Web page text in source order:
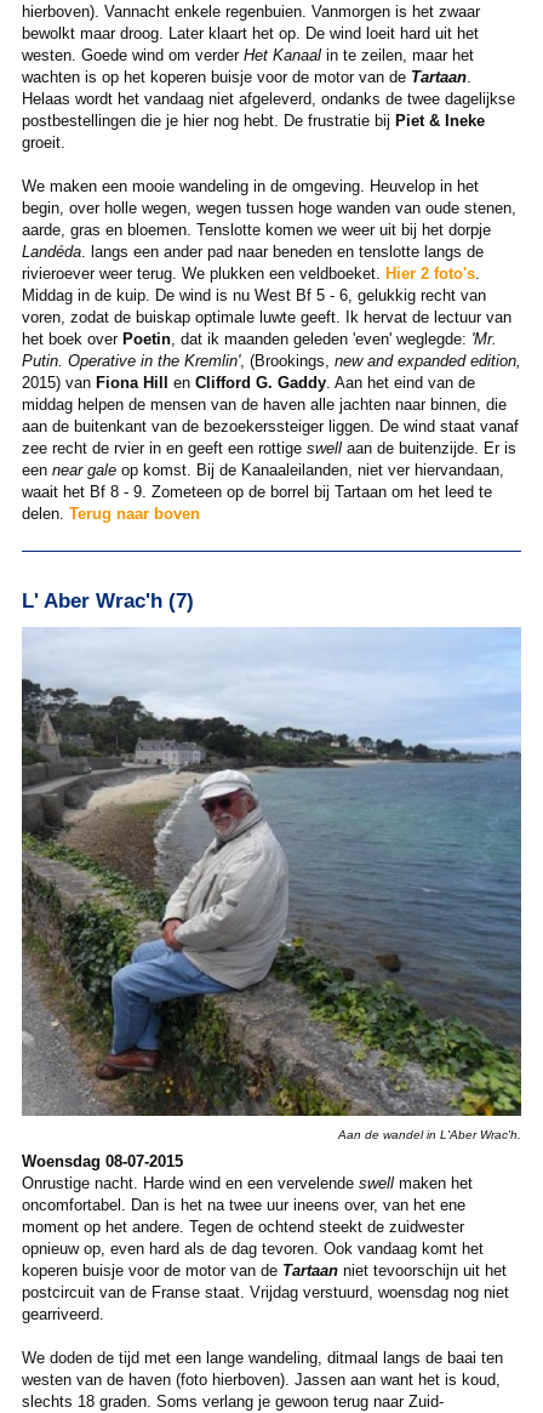
hierboven). Vannacht enkele regenbuien. Vanmorgen is het zwaar
bewolkt maar droog. Later klaart het op. De wind loeit hard uit het
westen. Goede wind om verder Het Kanaalin te zeilen, maar het
wachten is op het koperen buisje voor de motor van deTartaan.
Helaas wordt het vandaag niet afgeleverd, ondanks de twee dagelijkse
postbestellingen die je hier nog hebt. De frustratie bij Piet & Ineke
groeit.
We maken een mooie wandeling in de omgeving. Heuvelop in het
begin, over holle wegen, wegen tussen hoge wanden van oude stenen,
aarde, gras en bloemen. Tenslotte komen we weer uit bij het dorpje
Landéda. langs een ander pad naar beneden en tenslotte langs de
rivieroever weer terug. We plukken een veldboeket.
Hier 2 foto's.
Middag in de kuip. De wind is nu West Bf 5 - 6, gelukkig recht van
voren, zodat de buiskap optimale luwte geeft. Ik hervat de lectuur van
het boek over Poetin, dat ik maanden geleden 'even' weglegde: 'Mr.
Putin. Operative in the Kremlin', (Brookings, new and expanded edition,
2015) van Fiona Hill en Clifford G. Gaddy. Aan het eind van de
middag helpen de mensen van de haven alle jachten naar binnen, die
aan de buitenkant van de bezoekerssteiger liggen. De wind staat vanaf
zee recht de rvier in en geeft een rottige swellaan de buitenzijde. Er is
een near galeop komst. Bij de Kanaaleilanden, niet ver hiervandaan,
waait het Bf 8 - 9. Zometeen op de borrel bij Tartaan om het leed te
delen. Terug naar boven
L' Aber Wrac'h (7)
Aan de wandel in L'Aber Wrac'h.
Woensdag 08-07-2015
Onrustige nacht. Harde wind en een vervelende swellmaken het
oncomfortabel. Dan is het na twee uur ineens over, van het ene
moment op het andere. Tegen de ochtend steekt de zuidwester
opnieuw op, even hard als de dag tevoren. Ook vandaag komt het
koperen buisje voor de motor van de Tartaanniet tevoorschijn uit het
postcircuit van de Franse staat. Vrijdag verstuurd, woensdag nog niet
gearriveerd.
We doden de tijd met een lange wandeling, ditmaal langs de baai ten
westen van de haven (foto hierboven). Jassen aan want het is koud,
slechts 18 graden. Soms verlang je gewoon terug naar Zuid-